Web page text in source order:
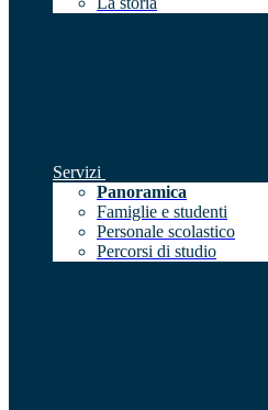
Servizi
Panoramica
Famiglie e studenti
Personale scolastico
Percorsi di studio